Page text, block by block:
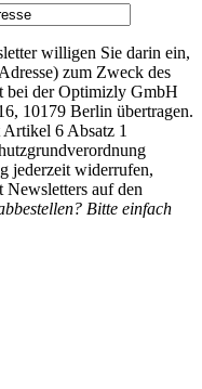
willigen Sie darin ein,
zum Zweck des
bei der Optimizly GmbH
10179 Berlin übertragen.
6 Absatz 1
jederzeit widerrufen,
Newsletters auf den
Bitte einfach